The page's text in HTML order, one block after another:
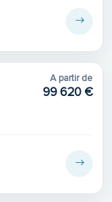
A partir de
99 620 €